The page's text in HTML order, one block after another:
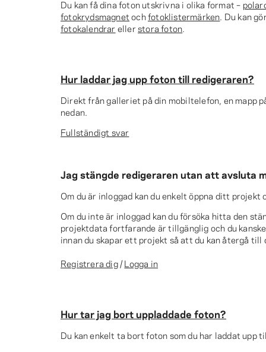
Du kan få dina foton utskrivna i olika format –
fotokrydsmagnetochfotoklistermärken. Du kan
fotokalendrar ellerstora foton.
Hur laddar jag upp foton till redigeraren?
Direkt från galleriet på din mobiltelefon, en mapp
nedan.
Fullständigt svar
Jag stängde redigeraren utan att avsluta
Om du är inloggad kan du enkelt öppna ditt projekt
Om du inte är inloggad kan du försöka hitta den
projektdata fortfarande är tillgänglig och du
innan du skapar ett projekt så att du kan återgå till
Registrera dig/Logga in
Hur tar jag bort uppladdade foton?
Du kan enkelt ta bort foton som du har laddat upp